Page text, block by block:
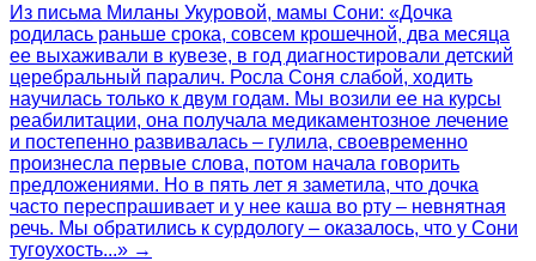
Из письма Миланы Укуровой, мамы Сони: «Дочка
родилась раньше срока, совсем крошечной, два месяца
ее выхаживали в кувезе, в год диагностировали детский
церебральный паралич. Росла Соня слабой, ходить
научилась только к двум годам. Мы возили ее на курсы
реабилитации, она получала медикаментозное лечение
и постепенно развивалась – гулила, своевременно
произнесла первые слова, потом начала говорить
предложениями. Но в пять лет я заметила, что дочка
часто переспрашивает и у нее каша во рту – невнятная
речь. Мы обратились к сурдологу – оказалось, что у Сони
тугоухость...» →